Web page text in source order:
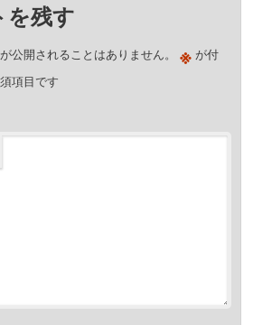
を残す
公開されることはありません。 ※ が付
項目です